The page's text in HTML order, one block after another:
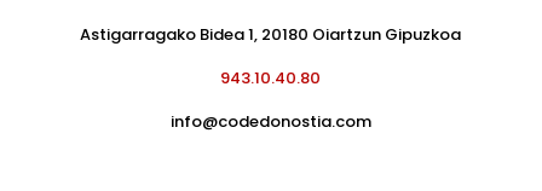
Astigarragako Bidea 1, 20180 Oiartzun Gipuzkoa
943.10.40.80
info@codedonostia.com